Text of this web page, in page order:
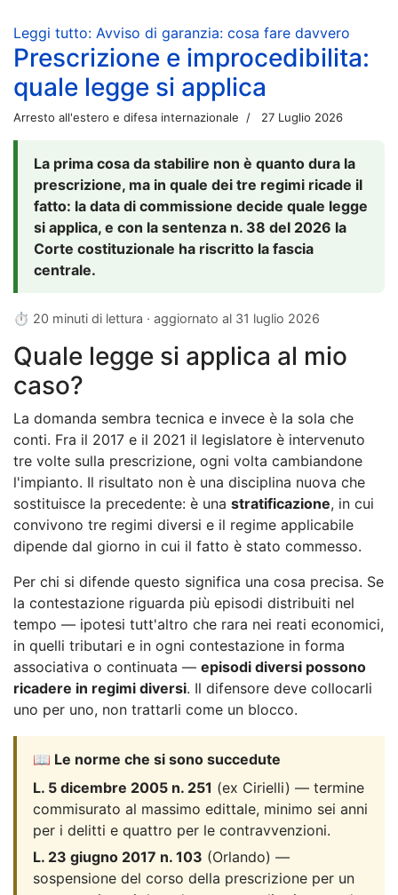
Leggi tutto: Avviso di garanzia: cosa fare davvero
Prescrizione e improcedibilita:
quale legge si applica
Arresto all'estero e difesa internazionale 27 Luglio 2026
La prima cosa da stabilire non è quanto dura la
prescrizione, ma in quale dei tre regimi ricade il
fatto: la data di commissione decide quale legge
si applica, e con la sentenza n. 38 del 2026 la
Corte costituzionale ha riscritto la fascia
centrale.
⏱ 20 minuti di lettura · aggiornato al 31 luglio 2026
Quale legge si applica al mio
caso?
La domanda sembra tecnica e invece è la sola che
conti. Fra il 2017 e il 2021 il legislatore è intervenuto
tre volte sulla prescrizione, ogni volta cambiandone
l'impianto. Il risultato non è una disciplina nuova che
sostituisce la precedente: è una stratificazione, in cui
convivono tre regimi diversi e il regime applicabile
dipende dal giorno in cui il fatto è stato commesso.
Per chi si difende questo significa una cosa precisa. Se
la contestazione riguarda più episodi distribuiti nel
tempo — ipotesi tutt'altro che rara nei reati economici,
in quelli tributari e in ogni contestazione in forma
associativa o continuata — episodi diversi possono
ricadere in regimi diversi. Il difensore deve collocarli
uno per uno, non trattarli come un blocco.
📖 Le norme che si sono succedute
L. 5 dicembre 2005 n. 251 (ex Cirielli) — termine
commisurato al massimo edittale, minimo sei anni
per i delitti e quattro per le contravvenzioni.
L. 23 giugno 2017 n. 103 (Orlando) —
sospensione del corso della prescrizione per un